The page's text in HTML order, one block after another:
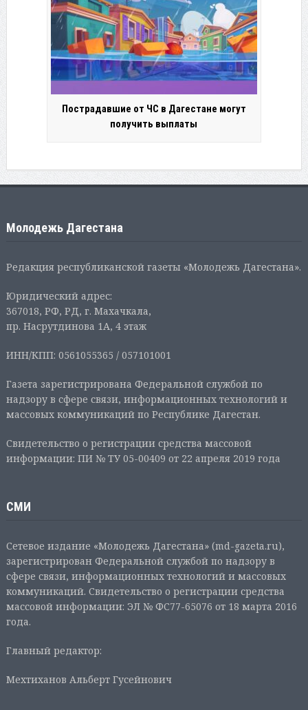
Пострадавшие от ЧС в Дагестане могут
получить выплаты
Молодежь Дагестана
Редакция республиканской газеты «Молодежь Дагестана».
Юридический адрес:
367018, РФ, РД, г. Махачкала,
пр. Насрутдинова 1А, 4 этаж
ИНН/КПП: 0561055365 / 057101001
Газета зарегистрирована Федеральной службой по
надзору в сфере связи, информационных технологий и
массовых коммуникаций по Республике Дагестан.
Свидетельство о регистрации средства массовой
информации: ПИ № ТУ 05-00409 от 22 апреля 2019 года
СМИ
Сетевое издание «Молодежь Дагестана» (md-gazeta.ru),
зарегистрирован Федеральной службой по надзору в
сфере связи, информационных технологий и массовых
коммуникаций. Свидетельство о регистрации средства
массовой информации: ЭЛ № ФС77-65076 от 18 марта 2016
года.
Главный редактор:
Мехтиханов Альберт Гусейнович